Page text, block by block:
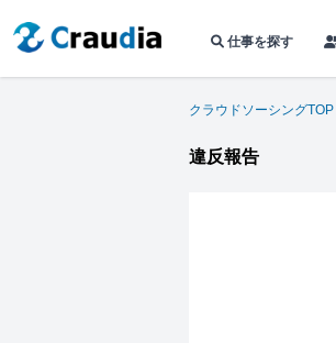
仕事を探す
クラウドソーシングTOP
違反報告